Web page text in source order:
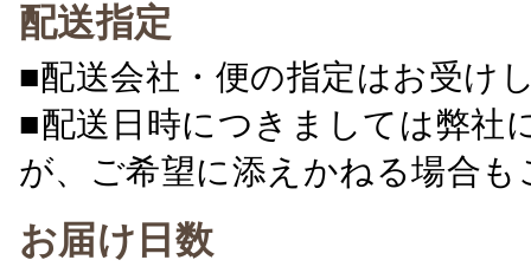
配送指定
■配送会社・便の指定はお受け
■配送日時につきましては弊社
が、ご希望に添えかねる場合
お届け日数